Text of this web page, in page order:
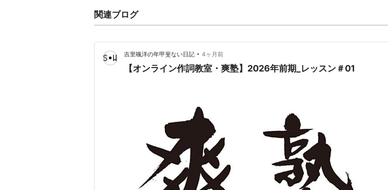
関連ブログ
吉里颯洋の年甲斐ない日記 • 4ヶ月前
【オンライン作詞教室・爽塾】2026年前期_レッスン＃01